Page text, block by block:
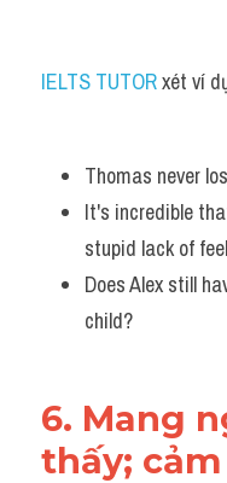
IELTS TUTOR xét ví
Thomas never
It's incredible
stupid lack of
Does Alex still
child?
6. Mang
thấy;